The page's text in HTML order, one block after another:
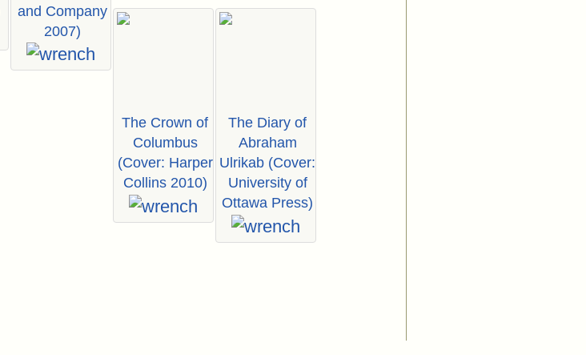
and Company
2007)
The Crown of
Columbus
(Cover: Harper
Collins 2010)
The Diary of
Abraham
Ulrikab (Cover:
University of
Ottawa Press)